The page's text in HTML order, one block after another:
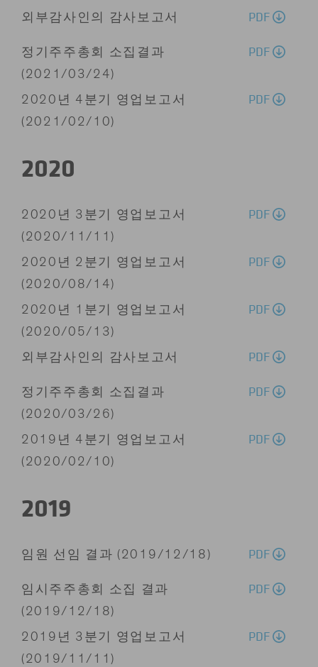
외부감사인의 감사보고서 PDF
정기주주총회 소집결과
(2021/03/24)
PDF
2020년 4분기 영업보고서
(2021/02/10)
PDF
2020
2020년 3분기 영업보고서
(2020/11/11)
PDF
2020년 2분기 영업보고서
(2020/08/14)
PDF
2020년 1분기 영업보고서
(2020/05/13)
PDF
외부감사인의 감사보고서 PDF
정기주주총회 소집결과
(2020/03/26)
PDF
2019년 4분기 영업보고서
(2020/02/10)
PDF
2019
임원 선임 결과 (2019/12/18) PDF
임시주주총회 소집 결과
(2019/12/18)
PDF
2019년 3분기 영업보고서
(2019/11/11)
PDF